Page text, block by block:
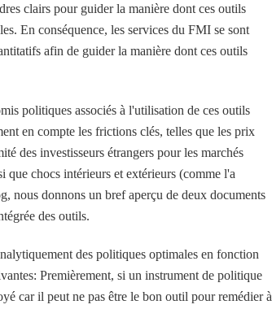
clairs pour guider la manière dont ces outils
En conséquence, les services du FMI se sont
afin de guider la manière dont ces outils
politiques associés à l'utilisation de ces outils
en compte les frictions clés, telles que les prix
des investisseurs étrangers pour les marchés
que chocs intérieurs et extérieurs (comme l'a
nous donnons un bref aperçu de deux documents
des outils.
des politiques optimales en fonction
Premièrement, si un instrument de politique
car il peut ne pas être le bon outil pour remédier à